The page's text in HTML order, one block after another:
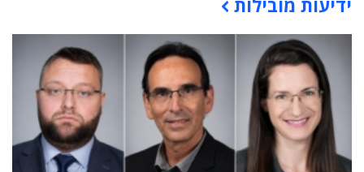
ידיעות מובילות